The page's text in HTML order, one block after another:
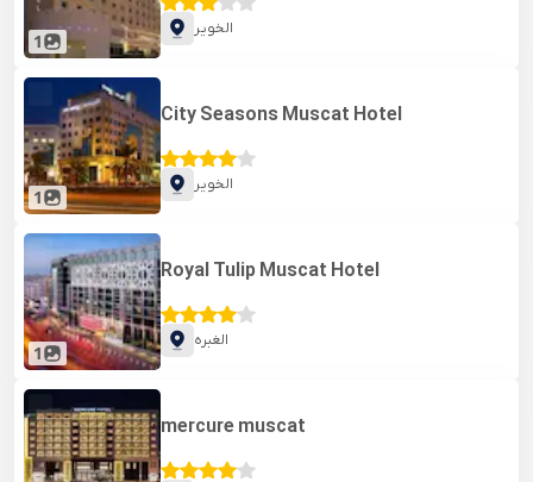
1
الخویر
1
City Seasons Muscat Hotel
الخویر
1
Royal Tulip Muscat Hotel
الغبره
mercure muscat